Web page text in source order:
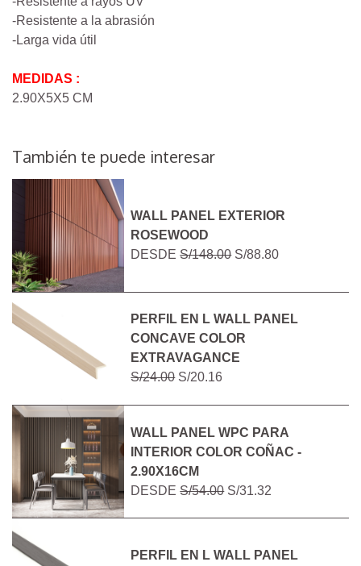
-Resistente a la abrasión
-Larga vida útil
MEDIDAS :
2.90X5X5 CM
También te puede interesar
WALL PANEL EXTERIOR
ROSEWOOD
DESDES/148.00S/88.80
PERFIL EN L WALL PANEL
CONCAVE COLOR
EXTRAVAGANCE
S/24.00S/20.16
WALL PANEL WPC PARA
INTERIOR COLOR COÑAC -
2.90X16CM
DESDES/54.00S/31.32
PERFIL EN L WALL PANEL